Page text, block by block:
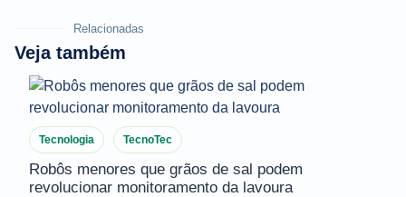
Relacionadas
Veja também
Tecnologia TecnoTec
Robôs menores que grãos de sal podem
revolucionar monitoramento da lavoura